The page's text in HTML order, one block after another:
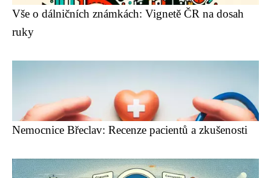
Vše o dálničních známkách: Vignetě ČR na dosah
ruky
Nemocnice Břeclav: Recenze pacientů a zkušenosti